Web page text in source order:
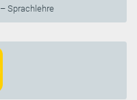
Sprachlehre